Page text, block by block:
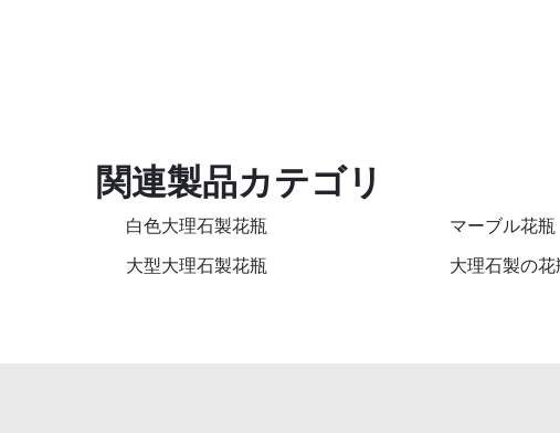
関連製品カテゴリ
白色大理石製花瓶 マーブル花瓶
大型大理石製花瓶 大理石製の花